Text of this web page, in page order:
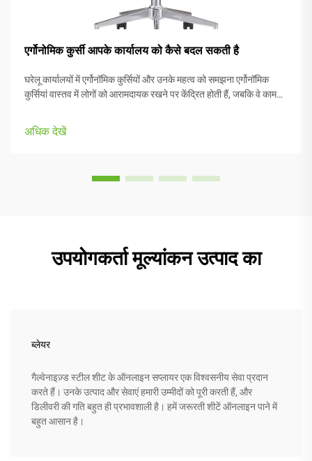
एर्गोनोमिक कुर्सी आपके कार्यालय को कैसे बदल सकती है
घरेलू कार्यालयों में एर्गोनॉमिक कुर्सियों और उनके महत्व को समझना एर्गोनॉमिक
कुर्सियां वास्तव में लोगों को आरामदायक रखने पर केंद्रित होती हैं, जबकि वे काम
अधिकांश मॉडलों में आते हैं...
अधिक देखें
उपयोगकर्ता मूल्यांकन उत्पाद का
ब्लेयर
गैल्वेनाइज़्ड स्टील शीट के ऑनलाइन सप्लायर एक विश्वसनीय सेवा प्रदान
करते हैं। उनके उत्पाद और सेवाएं हमारी उम्मीदों को पूरी करती हैं, और
डिलीवरी की गति बहुत ही प्रभावशाली है। हमें जरूरती शीटें ऑनलाइन पाने में
बहुत आसान है।